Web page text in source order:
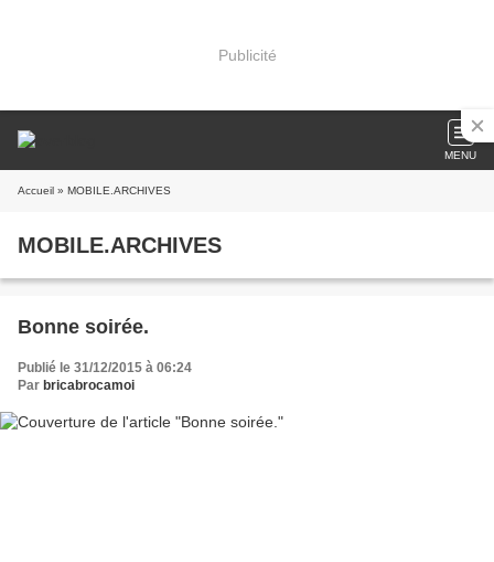
Publicité
MENU
Accueil » MOBILE.ARCHIVES
MOBILE.ARCHIVES
Bonne soirée.
Publié le 31/12/2015 à 06:24
Par bricabrocamoi